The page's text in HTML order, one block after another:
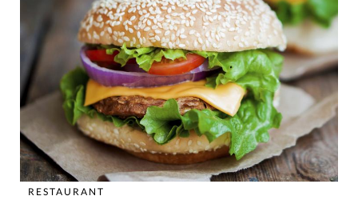
RESTAURANT